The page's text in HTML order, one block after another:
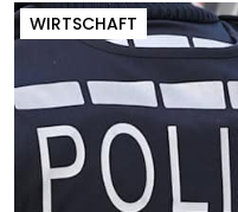
WIRTSCHAFT